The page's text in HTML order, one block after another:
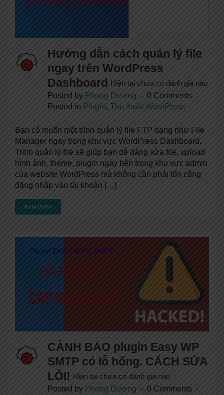
Hướng dẫn cách quản lý file
ngay trên WordPress
Dashboard Hiện tại chưa có đánh giá nào
Posted by Phong Dương
0 Comments
Posted in Plugin, Thủ thuật WordPress
Bạn có muốn một trình quản lý file FTP dạng như File
Manager ngay trong khu vực WordPress Dashboard.
Trình quản lý file sẽ giúp bạn dễ dàng sửa file, upload
hình ảnh, theme, plugin ngay bên trong khu vực admin
của website WordPress mà không cần phải tốn công
đăng nhập vào tài khoản […]
Xem thêm
CẢNH BÁO plugin Easy WP
SMTP có lỗ hổng. CÁCH SỬA
LỖI! Hiện tại chưa có đánh giá nào
Posted by Phong Dương 0 Comments